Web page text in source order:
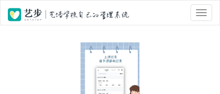
位置 : 首页 > Tag 标签页面 > 培训机构管理